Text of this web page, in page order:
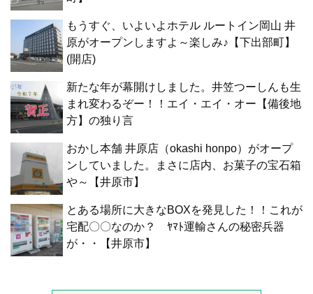
もうすぐ、いよいよホテル ルートイン岡山 井
原がオープンしますよ～楽しみ♪【下出部町】
(開店)
新たな年が幕開けしました。井笠つーしんも生
まれ変わるぞー！！エイ・エイ・オー【備後地
方】の独り言
おかし本舗 井原店（okashi honpo）がオープ
ンしていました。まさに店内、お菓子の宝石箱
や～【井原市】
とある場所に大きなBOXを発見した！！これが
宅配〇〇なのか？ ﾔﾏﾄ運輸さんの秘密兵器
が・・【井原市】